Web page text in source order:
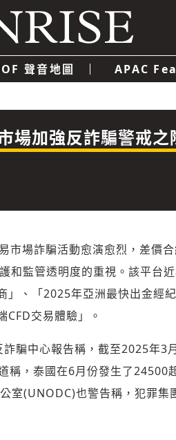
聲音地圖 APAC
科技
加強反詐騙警戒之
市場詐騙活動愈演愈烈，差價合
和監管透明度的重視。該平台
」、「2025年亞洲最快出金經
交易體驗」。
騙中心報告稱，截至2025年3
稱，泰國在6月份發生了24500
室(UNODC)也警告稱，犯罪集